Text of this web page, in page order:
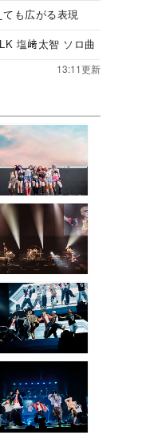
も広がる表現
塩﨑太智 ソロ曲
13:11更新